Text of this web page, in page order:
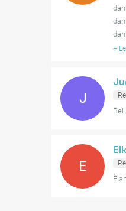
+
J
Bel
E
È